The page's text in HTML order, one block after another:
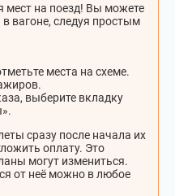
мест на поезд! Вы можете
вагоне, следуя простым
места на схеме.
выберите вкладку
сразу после начала их
оплату. Это
могут измениться.
от неё можно в любое